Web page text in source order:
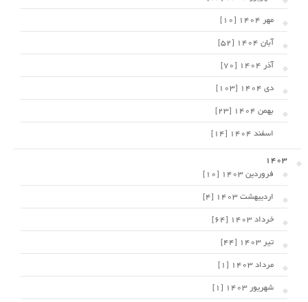
مهر 1404 [10]
آبان 1404 [52]
آذر 1404 [70]
دی 1404 [103]
بهمن 1404 [23]
اسفند 1404 [14]
1403
فروردین 1403 [10]
اردیبهشت 1403 [4]
خرداد 1403 [64]
تیر 1403 [44]
مرداد 1403 [1]
شهریور 1403 [1]